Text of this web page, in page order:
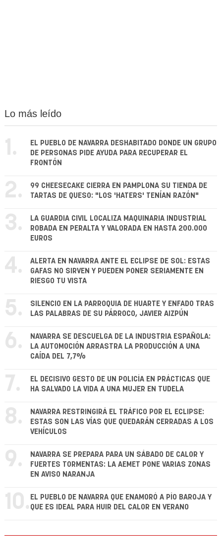
Lo más leído
1.
EL PUEBLO DE NAVARRA DESHABITADO DONDE UN GRUPO
DE PERSONAS PIDE AYUDA PARA RECUPERAR EL
FRONTÓN
2.
99 CHEESECAKE CIERRA EN PAMPLONA SU TIENDA DE
TARTAS DE QUESO: "LOS 'HATERS' TENÍAN RAZÓN"
3.
LA GUARDIA CIVIL LOCALIZA MAQUINARIA INDUSTRIAL
ROBADA EN PERALTA Y VALORADA EN HASTA 200.000
EUROS
4.
ALERTA EN NAVARRA ANTE EL ECLIPSE DE SOL: ESTAS
GAFAS NO SIRVEN Y PUEDEN PONER SERIAMENTE EN
RIESGO TU VISTA
5.
SILENCIO EN LA PARROQUIA DE HUARTE Y ENFADO TRAS
LAS PALABRAS DE SU PÁRROCO, JAVIER AIZPÚN
6.
NAVARRA SE DESCUELGA DE LA INDUSTRIA ESPAÑOLA:
LA AUTOMOCIÓN ARRASTRA LA PRODUCCIÓN A UNA
CAÍDA DEL 7,7%
7.
EL DECISIVO GESTO DE UN POLICÍA EN PRÁCTICAS QUE
HA SALVADO LA VIDA A UNA MUJER EN TUDELA
8.
NAVARRA RESTRINGIRÁ EL TRÁFICO POR EL ECLIPSE:
ESTAS SON LAS VÍAS QUE QUEDARÁN CERRADAS A LOS
VEHÍCULOS
9.
NAVARRA SE PREPARA PARA UN SÁBADO DE CALOR Y
FUERTES TORMENTAS: LA AEMET PONE VARIAS ZONAS
EN AVISO NARANJA
10. EL PUEBLO DE NAVARRA QUE ENAMORÓ A PÍO BAROJA Y
QUE ES IDEAL PARA HUIR DEL CALOR EN VERANO